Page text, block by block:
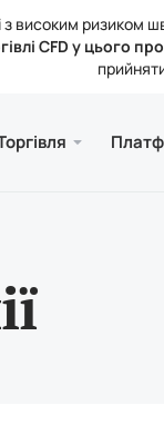
з високим ризиком
CFD у цього
та Web